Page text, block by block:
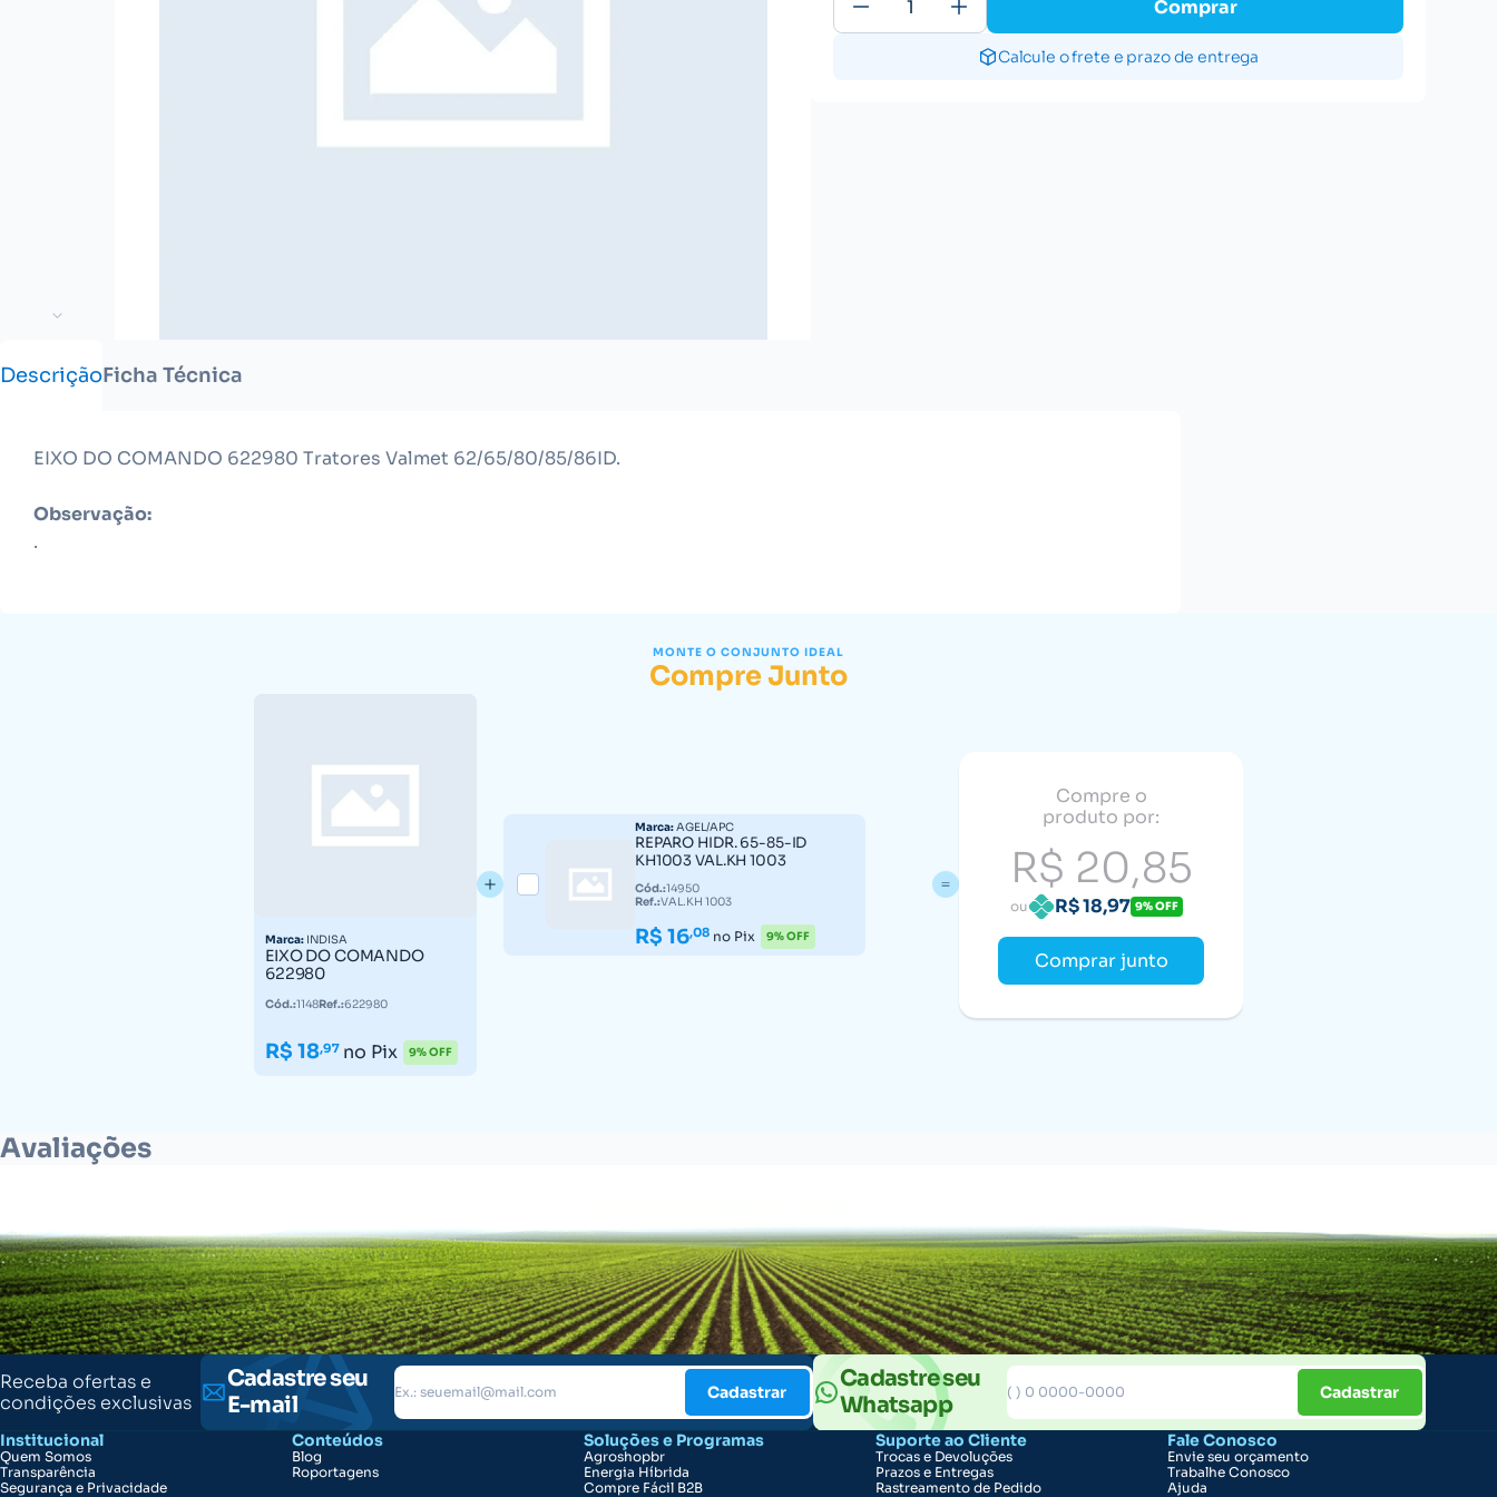
Comprar
Calcule o frete e prazo de entrega
DescriçãoFicha Técnica
EIXO DO COMANDO 622980 Tratores Valmet 62/65/80/85/86ID.
Observação:
.
MONTE O CONJUNTO IDEAL
Compre Junto
Marca: INDISA
EIXO DO COMANDO
622980
Cód.:1148Ref.:622980
R$ 18,97 no Pix 9% OFF
Marca:AGEL/APC
REPARO HIDR. 65-85-ID
KH1003 VAL.KH 1003
Cód.:14950
Ref.:VAL.KH 1003
R$ 16,08 no Pix 9% OFF
Compre o
produto por:
R$ 20,85
ou R$ 18,97 9% OFF
Comprar junto
Avaliações
Receba ofertas e
condições exclusivas
Cadastre seu
E-mail
Cadastrar
Cadastre seu
Whatsapp
Cadastrar
Institucional
Quem Somos
Transparência
Segurança e Privacidade
Conteúdos
Blog
Roportagens
Soluções e Programas
Agroshopbr
Energia Híbrida
Compre Fácil B2B
Suporte ao Cliente
Trocas e Devoluções
Prazos e Entregas
Rastreamento de Pedido
Fale Conosco
Envie seu orçamento
Trabalhe Conosco
Ajuda